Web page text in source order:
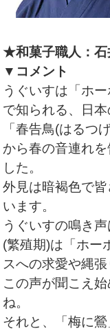
★和菓子職人：石
▼コメント
うぐいすは「ホ
で知られる、日本
「春告鳥(はるつ
から春の音連れ
した。
外見は暗褐色で
います。
うぐいすの鳴き
(繁殖期)は「ホー
スへの求愛や縄
この声が聞こえ
ね。
それと、「梅に